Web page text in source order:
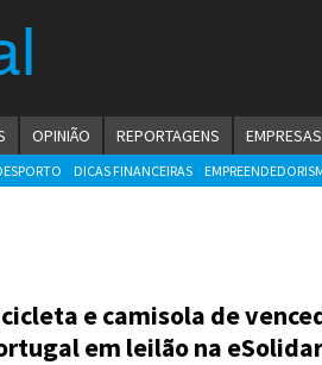
OPINIÃO REPORTAGENS EMPRESAS
DICAS FINANCEIRAS
e camisola de
em leilão na eSolidar